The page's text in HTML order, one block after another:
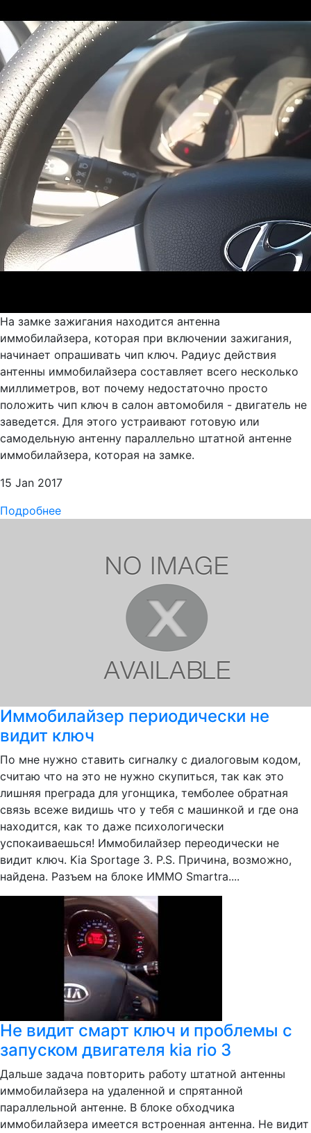
На замке зажигания находится антенна
иммобилайзера, которая при включении зажигания,
начинает опрашивать чип ключ. Радиус действия
антенны иммобилайзера составляет всего несколько
миллиметров, вот почему недостаточно просто
положить чип ключ в салон автомобиля - двигатель не
заведется. Для этого устраивают готовую или
самодельную антенну параллельно штатной антенне
иммобилайзера, которая на замке.
15 Jan 2017
Подробнее
Иммобилайзер периодически не
видит ключ
По мне нужно ставить сигналку с диалоговым кодом,
считаю что на это не нужно скупиться, так как это
лишняя преграда для угонщика, темболее обратная
связь всеже видишь что у тебя с машинкой и где она
находится, как то даже психологически
успокаиваешься! Иммобилайзер переодически не
видит ключ. Kia Sportage 3. P.S. Причина, возможно,
найдена. Разъем на блоке ИММО Smartra....
Не видит смарт ключ и проблемы с
запуском двигателя kia rio 3
Дальше задача повторить работу штатной антенны
иммобилайзера на удаленной и спрятанной
параллельной антенне. В блоке обходчика
иммобилайзера имеется встроенная антенна. Не видит